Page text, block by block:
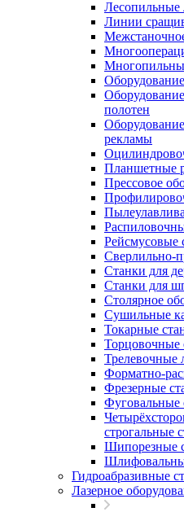
Лесопильные
Линии
полотен
рекламы
Планшетные
Прессовое
Рейсмусовые
Сверлильно-
Станки для
Станки для
Столярное
Сушильные
Токарные
Торцовочные
Трелевочные
Форматно-
Фрезерные
Фуговальные
строгальные
Шипорезные
Гидроабразивные
Лазерное